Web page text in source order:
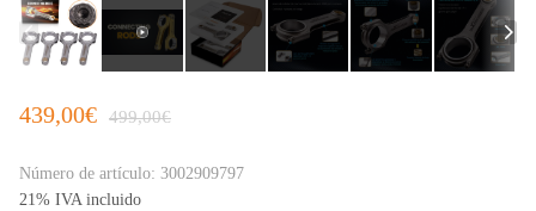
439,00€ 499,00€
Número de artículo: 3002909797
21% IVA incluido